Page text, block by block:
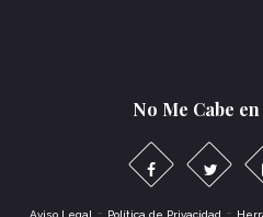
No Me Cabe
- -